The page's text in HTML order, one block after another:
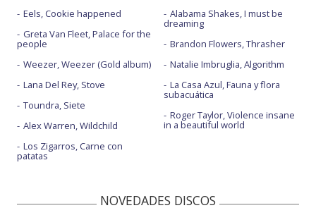
Eels, Cookie happened
Greta Van Fleet, Palace for the
people
Weezer, Weezer (Gold album)
Lana Del Rey, Stove
Toundra, Siete
Alex Warren, Wildchild
Los Zigarros, Carne con
patatas
Alabama Shakes, I must be
dreaming
Brandon Flowers, Thrasher
Natalie Imbruglia, Algorithm
La Casa Azul, Fauna y flora
subacuática
Roger Taylor, Violence insane
in a beautiful world
NOVEDADES DISCOS